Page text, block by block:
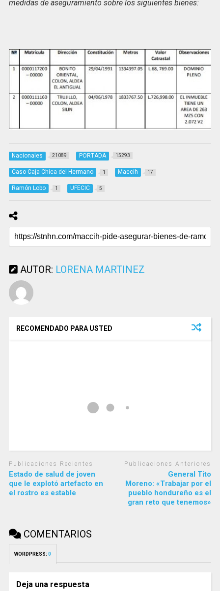
medidas de aseguramiento sobre los siguientes bienes:
Nacionales 21089 PORTADA 15293
Caso Caja Chica del Hermano 1 Maccih 17
Ramón Lobo 1 UFECIC 5
AUTOR: LORENA MARTINEZ
RECOMENDADO PARA USTED
Publicaciones Recientes
Estado de salud de joven
que le explotó artefacto en
el rostro es estable
Publicaciones Anteriores
General Tito
Moreno: «Trabajar por el
pueblo hondureño es el
gran reto que tenemos»
COMENTARIOS
WORDPRESS: 0
Deja una respuesta